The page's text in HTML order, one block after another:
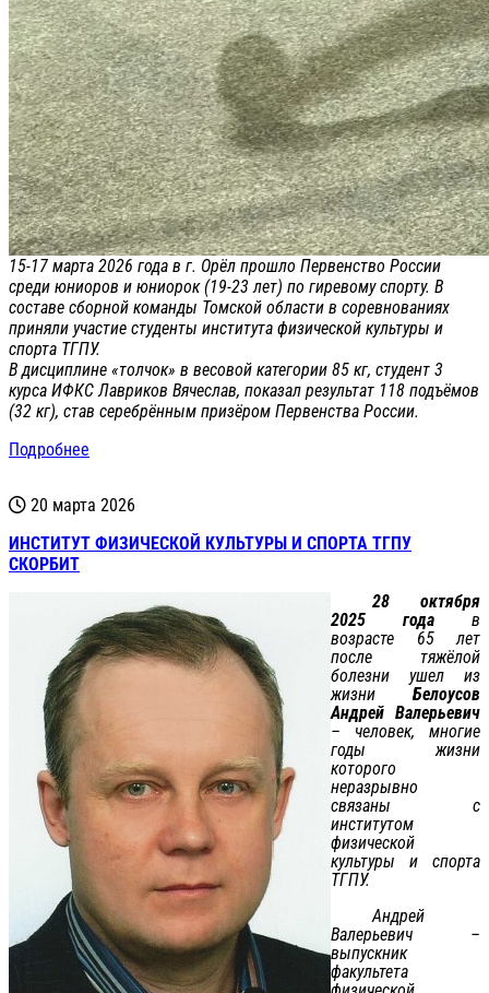
15-17 марта 2026 года в г. Орёл прошло Первенство России
среди юниоров и юниорок (19-23 лет) по гиревому спорту. В
составе сборной команды Томской области в соревнованиях
приняли участие студенты института физической культуры и
спорта ТГПУ.
В дисциплине «толчок» в весовой категории 85 кг, студент 3
курса ИФКС Лавриков Вячеслав, показал результат 118 подъёмов
(32 кг), став серебрённым призёром Первенства России.
Подробнее
20 марта 2026
ИНСТИТУТ ФИЗИЧЕСКОЙ КУЛЬТУРЫ И СПОРТА ТГПУ
СКОРБИТ
28 октября
2025 года в
возрасте 65 лет
после тяжёлой
болезни ушел из
жизни Белоусов
Андрей Валерьевич
– человек, многие
годы жизни
которого
неразрывно
связаны с
институтом
физической
культуры и спорта
ТГПУ.
Андрей
Валерьевич –
выпускник
факультета